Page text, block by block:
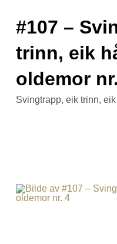
#107 –
trinn, eik
oldemor
Svingtrapp, eik trinn,